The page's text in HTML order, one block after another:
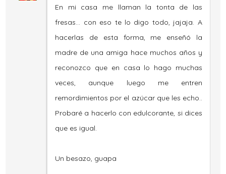
En mi casa me llaman la tonta de las
fresas... con eso te lo digo todo, jajaja. A
hacerlas de esta forma, me enseñó la
madre de una amiga hace muchos años y
reconozco que en casa lo hago muchas
veces, aunque luego me entren
remordimientos por el azúcar que les echo..
Probaré a hacerlo con edulcorante, si dices
que es igual.
Un besazo, guapa